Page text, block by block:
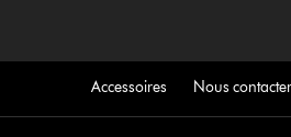
Accessoires Nous contacter